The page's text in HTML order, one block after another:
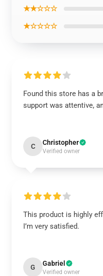
★★☆☆☆
★☆☆☆☆
Found this store has a
support was attentive,
C Christopher
Verified owner
This product is highly
I’m very satisfied.
G Gabriel
Verified owner